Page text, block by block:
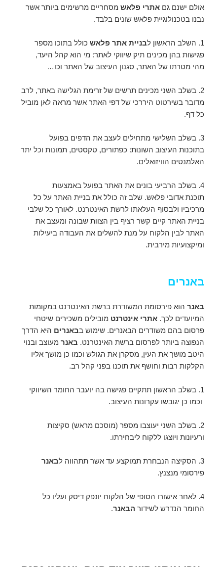
אולם ישנם גםאתרי פלאש מסחריים מרשימים ביותר אשר
נבנו בטכנולוגיית פלאש שונים בלבד.
1. השלב הראשון ל בניית אתר פלאש כולל בתוכו מספר
פגישות בהן מכינים תיק שיווקי לאתר: מי הוא קהל היעד,
מהי מטרתו של האתר, סגנון העיצוב של האתר וכו…
2. בשלב השני מכינים תרשים של זרימת הגלישה באתר, לרב
מדובר בשירטוט היררכי של דפי האתר אשר מראה לאן מוביל
כל דף.
3. בשלב השלישי מתחילים לעצב את הדפים בפועל
בתוכנות העיצוב השונות: כפתורים, טקסטים, תמונות וכל יתר
האלמנטים הוויזואלים.
4. בשלב הרביעי בונים את האתר בפועל באמצעות
תוכנת אדובי פלאש. שלב זה כולל את בניית האתר על כל
מרכיביו ולבסוף העלאתו לרשת האינטרנט. לאורך כל שלבי
בניית האתר קיים קשר רציף בין הצוות שבונה ומעצב את
האתר לבין הלקוח על מנת להשלים את העבודה ביעילות
ומיקצועיות מירבית.
באנרים
באנר הוא פירסומת המשודרת ברשת האינטרנט במקומות
המיועדים לכך.אתרי אינטרנט מובילים משכירים שיטחי
פרסום בהם משודרים הבאנרים. שימוש בבאנרים היא הדרך
הנפוצה ביותר לפרסום ברשת האינטרנט. באנר מעוצב ובנוי
היטב מושך את העין, מסקרן את הגולש וכמו כן מושך אליו
הקלקות רבות וחושף את תוכנו בפני קהל רב.
1. בשלב הראשון תתקיים פגישה בה יועבר החומר השיווקי
וכמו כן יגובשו עקרונות העיצוב.
2. בשלב השני יעוצבו מספר (מוסכם מראש) סקיצות
ורעיונות ויוצגו ללקוח ליבחירתו.
3. הסקיצה הנבחרת תמוקצע עד אשר תתהווה ל
באנר
פירסומי מנצנץ.
4. לאחר אישורו הסופי של הלקוח יונפק דיסק ועליו כל
החומר הנדרש לשידור הבאנר.